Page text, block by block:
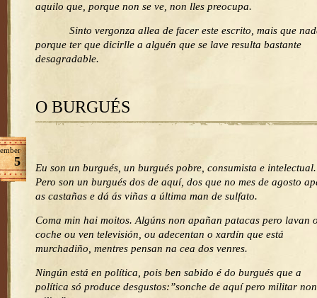
aquilo que, porque non se ve, non lles preocupa.
Sinto vergonza allea de facer este escrito, mais que
porque ter que dicirlle a alguén que se lave resulta bastante
desagradable.
O BURGUÉS
5
Eu son un burgués, un burgués pobre, consumista e intelectual.
Pero son un burgués dos de aquí, dos que no mes de agosto
as castañas e dá ás viñas a última man de sulfato.
Coma min hai moitos. Algúns non apañan patacas pero lavan
coche ou ven televisión, ou adecentan o xardín que está
murchadiño, mentres pensan na cea dos venres.
Ningún está en política, pois ben sabido é do burgués que a
política só produce desgustos:”sonche de aquí pero militar non